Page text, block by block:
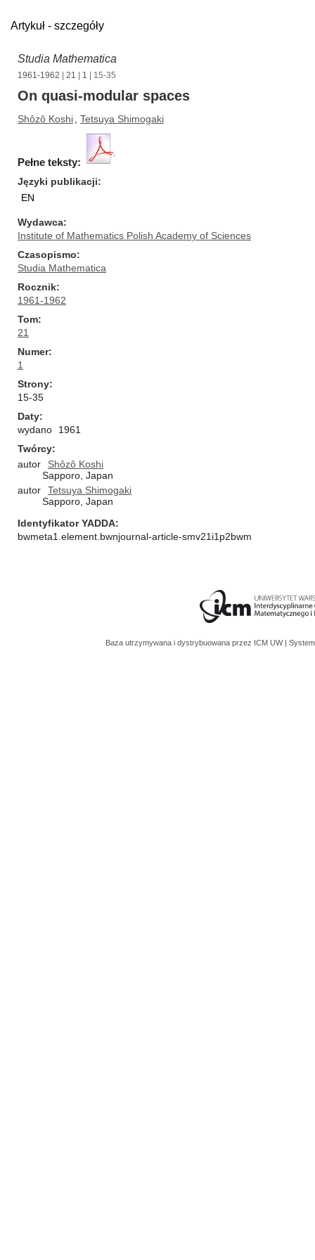
Artykuł - szczegóły
Studia Mathematica
1961-1962 21 1 | 15-35
On quasi-modular spaces
Shôzô Koshi Tetsuya Shimogaki
Pełne teksty:
Języki publikacji
EN
Wydawca
Institute of Mathematics Polish Academy of Sciences
Czasopismo
Studia Mathematica
Rocznik
1961-1962
Tom
21
Numer
1
Strony
15-35
Daty
wydano
1961
Twórcy
autor
Shôzô Koshi
Sapporo, Japan
autor
Tetsuya Shimogaki
Sapporo, Japan
Identyfikator YADDA
bwmeta1.element.bwnjournal-article-smv21i1p2bwm
Baza utrzymywana i dystrybuowana przez ICM UW |